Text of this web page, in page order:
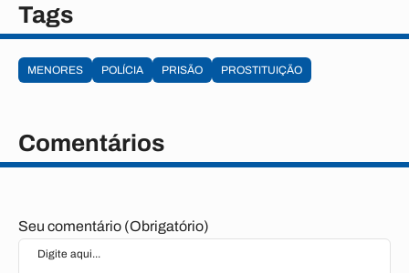
Tags
MENORES POLÍCIA PRISÃO PROSTITUIÇÃO
Comentários
Seu comentário (Obrigatório)